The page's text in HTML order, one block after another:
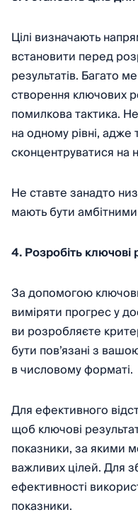
Цілі визначають
встановити перед
результатів. Багато
створення ключових
помилкова тактика.
на одному рівні, адже
сконцентруватися на
Не ставте занадто
мають бути
4. Розробіть ключові
За допомогою
виміряти прогрес у
ви розробляєте
бути пов’язані з
в числовому форматі.
Для ефективного
щоб ключові
показники, за якими
важливих цілей. Для
ефективності
показники.